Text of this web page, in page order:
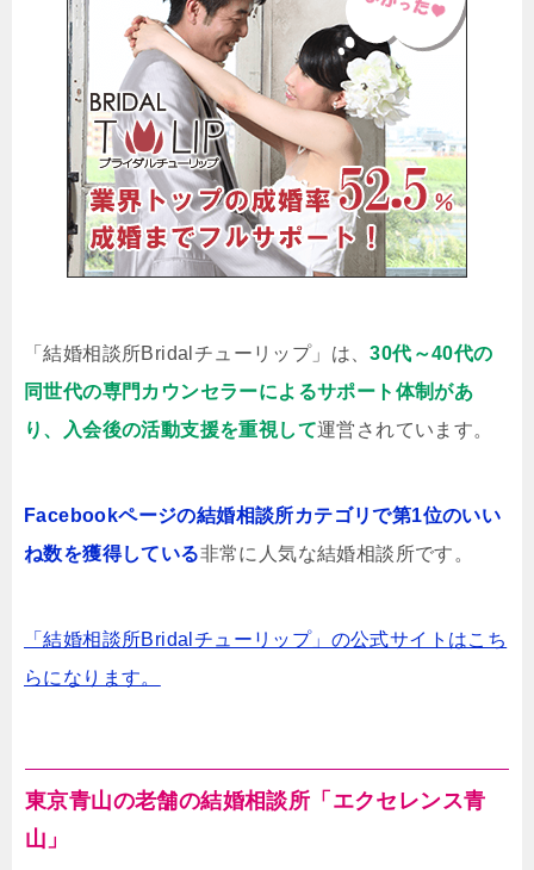
「結婚相談所Bridalチューリップ」は、30代～40代の
同世代の専門カウンセラーによるサポート体制があ
り、入会後の活動支援を重視して運営されています。
Facebookページの結婚相談所カテゴリで第1位のいい
ね数を獲得している非常に人気な結婚相談所です。
「結婚相談所Bridalチューリップ」の公式サイトはこち
らになります。
東京青山の老舗の結婚相談所「エクセレンス青
山」